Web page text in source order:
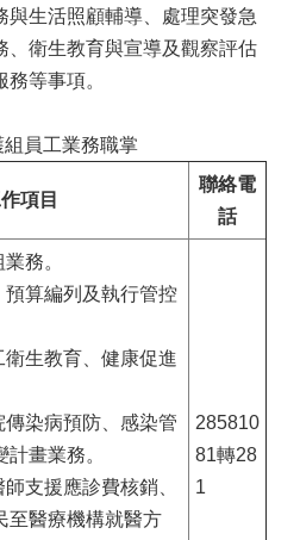
與生活照顧輔導、處理突發急
、衛生教育與宣導及觀察評估
等事項。
組員工業務職掌
項目
聯絡電
話
務。
預算編列及執行管控
生教育、健康促進
染病預防、感染管
畫業務。
支援應診費核銷、
至醫療機構就醫方
285810
81轉28
1